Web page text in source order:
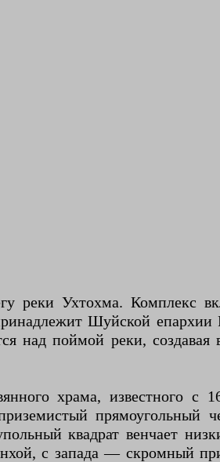
реки Ухтохма. Комплекс
Шуйской епархии
над поймой реки, создавая
храма, известного с
прямоугольный
квадрат венчает
с запада — скромный